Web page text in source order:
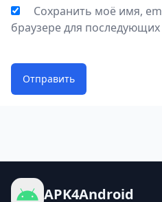
Сохранить моё имя,
браузере для
Отправить
APK4Android